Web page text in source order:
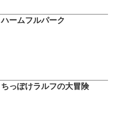
ハームフルパーク
ちっぽけラルフの大冒険